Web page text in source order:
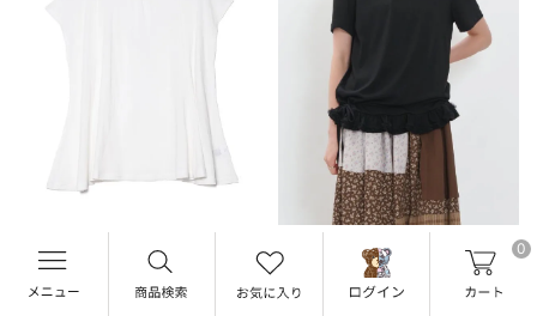
0
a.no.ne.ne.
カルフワヒンヤリＰＯ
FINAL SALE
接触冷感素材
a.no.ne.ne.
絞りのフリルＰＯ
FINAL SALE 70%OFF